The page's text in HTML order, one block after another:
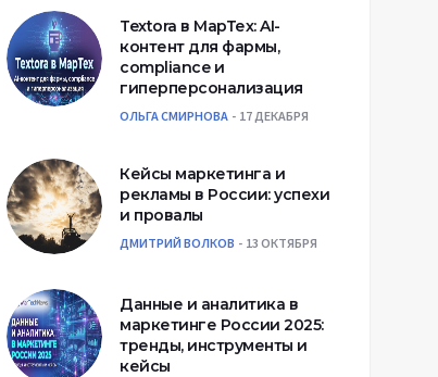
Textora в МарТех: AI-
контент для фармы,
compliance и
гиперперсонализация
ОЛЬГА СМИРНОВА 17 ДЕКАБРЯ
Кейсы маркетинга и
рекламы в России: успехи
и провалы
ДМИТРИЙ ВОЛКОВ 13 ОКТЯБРЯ
Данные и аналитика в
маркетинге России 2025:
тренды, инструменты и
кейсы